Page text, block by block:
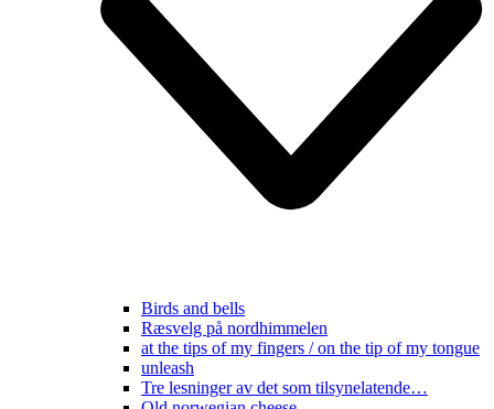
Birds and bells
Ræsvelg på nordhimmelen
at the tips of my fingers / on the tip of my tongue
unleash
Tre lesninger av det som tilsynelatende…